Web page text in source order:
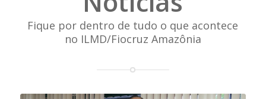
Fique por dentro de tudo o que acontece
no ILMD/Fiocruz Amazônia